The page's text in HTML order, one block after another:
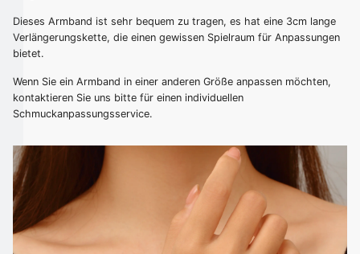
Dieses Armband ist sehr bequem zu tragen, es hat eine 3cm lange
Verlängerungskette, die einen gewissen Spielraum für Anpassungen
bietet.
Wenn Sie ein Armband in einer anderen Größe anpassen möchten,
kontaktieren Sie uns bitte für einen individuellen
Schmuckanpassungsservice.